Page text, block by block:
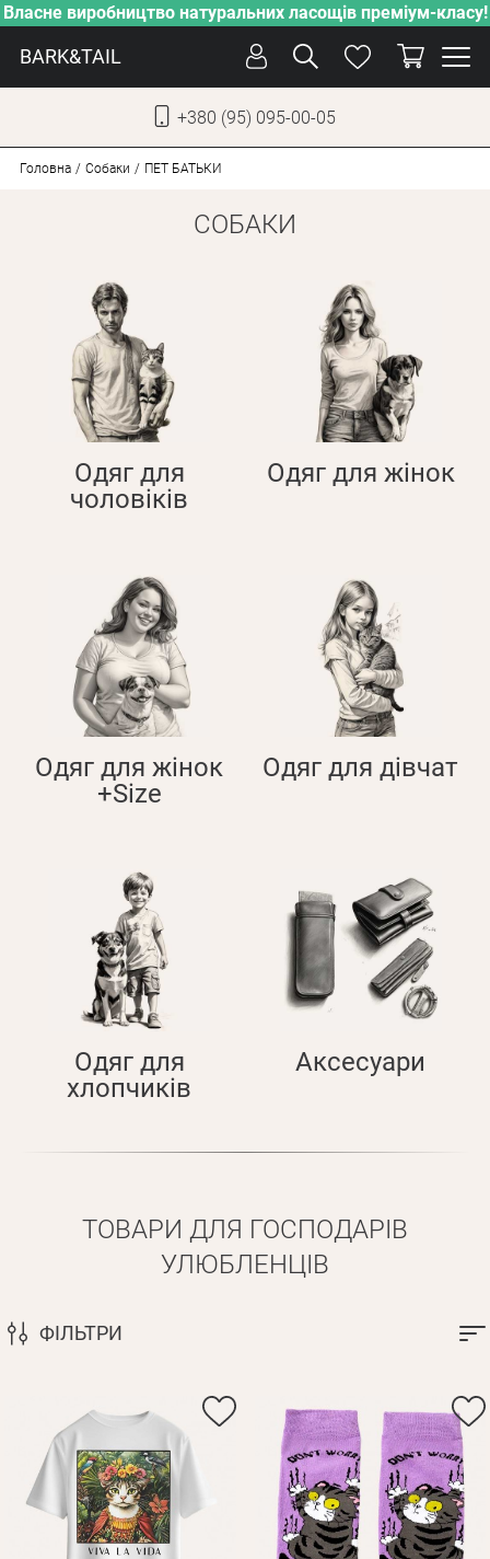
Власне виробництво натуральних ласощів преміум-класу!
BARK&TAIL
+380 (95) 095-00-05
ДОГЛЯД
ВЛАСНЕ ВИРОБНИЦТВО
Оплата і доставка
Оптовим клієнтам
+380 (95) 095-00-05
Головна Собаки ПЕT БАТЬКИ
СОБАКИ
Одяг для
чоловіків
Одяг для жінок
Одяг для жінок
+Size
Одяг для дівчат
Одяг для
хлопчиків
Аксесуари
ТОВАРИ ДЛЯ ГОСПОДАРІВ
УЛЮБЛЕНЦІВ
ФІЛЬТРИ